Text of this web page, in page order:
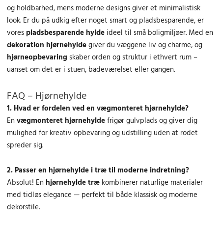
.
0
0
k
r
k
r
.
.
.
0
0
k
r
k
r
.
.
i
g
e
p
r
i
s
a
r
:
3
4
4
0
0
k
p
r
i
s
e
r
:
8
5
.
0
0
r
.
i
g
e
p
r
s
r
:
3
2
0
0
k
p
r
i
s
e
r
2
.
0
0
r
.
.
og holdbarhed, mens moderne designs giver et minimalistisk
look. Er du på udkig efter noget smart og pladsbesparende, er
vores pladsbesparende hylde ideel til små boligmiljøer. Med en
dekoration hjørnehyldegiver du væggene liv og charme, og
hjørneopbevaring skaber orden og struktur i ethvert rum –
uanset om det er i stuen, badeværelset eller gangen.
FAQ – Hjørnehylde
1. Hvad er fordelen ved en vægmonteret hjørnehylde?
En vægmonteret hjørnehyldefrigør gulvplads og giver dig
mulighed for kreativ opbevaring og udstilling uden at rodet
spreder sig.
2. Passer en hjørnehylde i træ til moderne indretning?
Absolut! En hjørnehylde træ kombinerer naturlige materialer
med tidløs elegance — perfekt til både klassisk og moderne
dekorstile.